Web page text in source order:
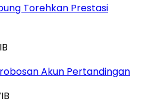
Torehkan Prestasi
Akun Pertandingan